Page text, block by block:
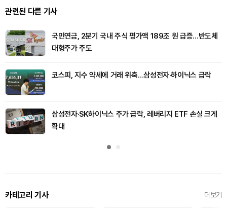
관련된 다른 기사
국민연금, 2분기 국내 주식 평가액 189조 원 급증…반도체
대형주가 주도
코스피, 지수 약세에 거래 위축…삼성전자·하이닉스 급락
삼성전자·SK하이닉스 주가 급락, 레버리지 ETF 손실 크게
확대
카테고리 기사 더보기